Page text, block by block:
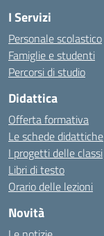
I Servizi
Personale scolastico
Famiglie e studenti
Percorsi di studio
Didattica
Offerta formativa
Le schede didattiche
I progetti delle classi
Libri di testo
Orario delle lezioni
Novità